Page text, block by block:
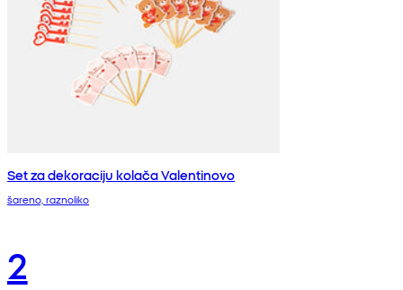
Set za dekoraciju kolača Valentinovo
šareno, raznoliko
2